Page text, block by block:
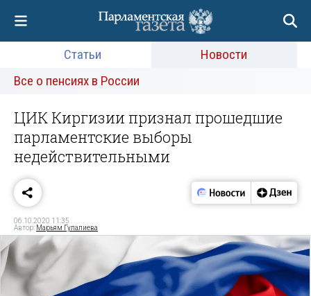
Статьи
Новости
Все о пенсиях в России
ЦИК Киргизии признал прошедшие
парламентские выборы
недействительными
06.10.2020 11:35
Автор: Марьям Гулалиева